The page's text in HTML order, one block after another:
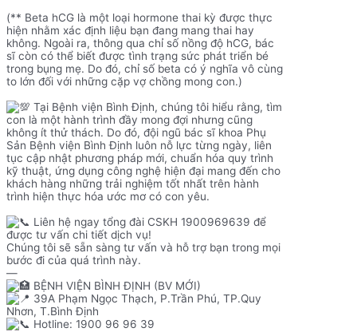
(** Beta hCG là một loại hormone thai kỳ được thực
hiện nhằm xác định liệu bạn đang mang thai hay
không. Ngoài ra, thông qua chỉ số nồng độ hCG, bác
sĩ còn có thể biết được tình trạng sức phát triển bé
trong bụng mẹ. Do đó, chỉ số beta có ý nghĩa vô cùng
to lớn đối với những cặp vợ chồng mong con.)
Tại Bệnh viện Bình Định, chúng tôi hiểu rằng, tìm
con là một hành trình đầy mong đợi nhưng cũng
không ít thử thách. Do đó, đội ngũ bác sĩ khoa Phụ
Sản Bệnh viện Bình Định luôn nỗ lực từng ngày, liên
tục cập nhật phương pháp mới, chuẩn hóa quy trình
kỹ thuật, ứng dụng công nghệ hiện đại mang đến cho
khách hàng những trải nghiệm tốt nhất trên hành
trình hiện thực hóa ước mơ có con yêu.
Liên hệ ngay tổng đài CSKH 1900969639 để
được tư vấn chi tiết dịch vụ!
Chúng tôi sẽ sẵn sàng tư vấn và hỗ trợ bạn trong mọi
bước đi của quá trình này.
—
BỆNH VIỆN BÌNH ĐỊNH (BV MỚI)
39A Phạm Ngọc Thạch, P.Trần Phú, TP.Quy
Nhơn, T.Bình Định
Hotline: 1900 96 96 39